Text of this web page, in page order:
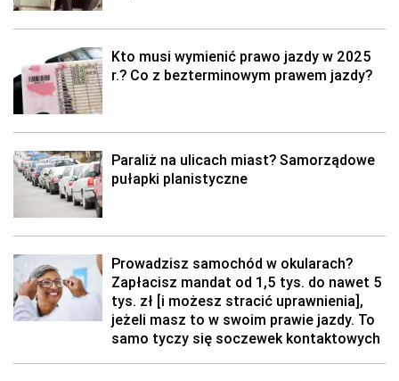
Kto musi wymienić prawo jazdy w 2025
r.? Co z bezterminowym prawem jazdy?
Paraliż na ulicach miast? Samorządowe
pułapki planistyczne
Prowadzisz samochód w okularach?
Zapłacisz mandat od 1,5 tys. do nawet 5
tys. zł [i możesz stracić uprawnienia],
jeżeli masz to w swoim prawie jazdy. To
samo tyczy się soczewek kontaktowych